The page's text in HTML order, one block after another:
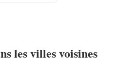
les villes voisines